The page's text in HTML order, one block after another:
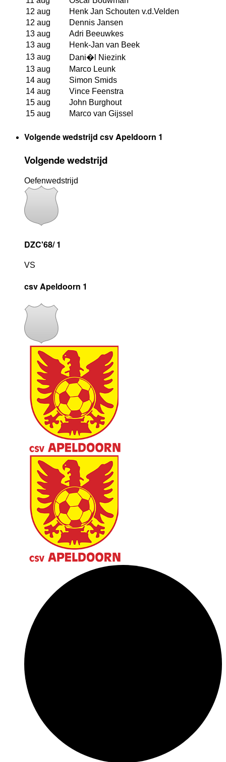
12 aug
Henk Jan Schouten v.d.Velden
12 aug
Dennis Jansen
13 aug
Adri Beeuwkes
13 aug
Henk-Jan van Beek
13 aug
Dani�l Niezink
13 aug
Marco Leunk
14 aug
Simon Smids
14 aug
Vince Feenstra
15 aug
John Burghout
15 aug
Marco van Gijssel
Volgende wedstrijd csv Apeldoorn 1
Volgende wedstrijd
Oefenwedstrijd
DZC'68/ 1
VS
csv Apeldoorn 1